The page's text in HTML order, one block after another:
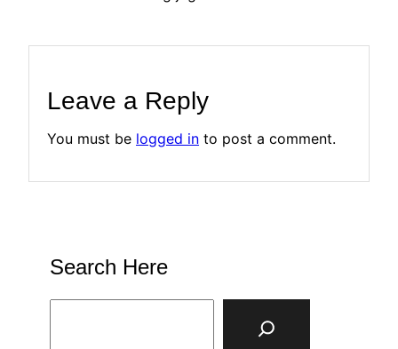
Leave a Reply
You must be logged in to post a comment.
Search Here